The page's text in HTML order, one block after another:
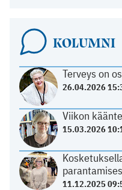
KOLUMNI
Terveys on
26.04.2026
Viikon
15.03.2026
11.12.2025